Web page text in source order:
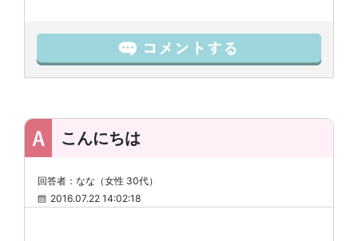
こんにちは
回答者：なな（女性 30代）
2016.07.22 14:02:18